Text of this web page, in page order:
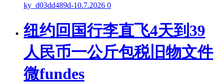
ky_d03dd489d-10.7.2026 0
纽约回国行李直飞4天到39
人民币一公斤包税旧物文件
微fundes